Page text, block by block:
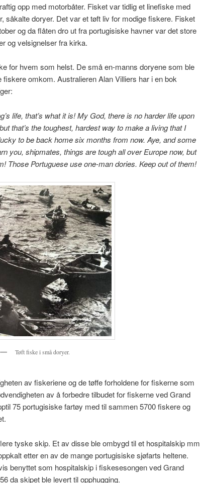
opp med motorbåter. Fisket var tidlig et linefiske med
såkalte doryer. Det var et tøft liv for modige fiskere. Fisket
og da flåten dro ut fra portugisiske havner var det store
og velsignelser fra kirka.
for hvem som helst. De små en-manns doryene som ble
omkom. Australieren Alan Villiers har i en bok
life, that’s what it is! My God, there is no harder life upon
that’s the toughest, hardest way to make a living that I
to be back home six months from now. Aye, and some
you, shipmates, things are tough all over Europe now, but
Those Portuguese use one-man dories. Keep out of them!
Tøft fiske i små doryer.
av fiskeriene og de tøffe forholdene for fiskerne som
av å forbedre tilbudet for fiskerne ved Grand
75 portugisiske fartøy med til sammen 5700 fiskere og
tyske skip. Et av disse ble ombygd til et hospitalskip mm
etter en av de mange portugisiske sjøfarts heltene.
benyttet som hospitalskip i fiskesesongen ved Grand
da skipet ble levert til opphugging.